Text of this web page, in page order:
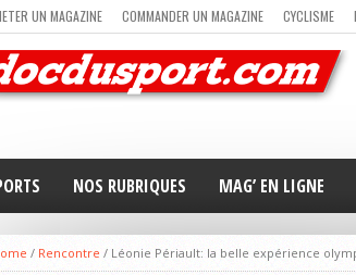
UN MAGAZINE COMMANDER UN MAGAZINE CYCLISME
RUNNING
TRIATHLON VOILE NEWSLETTER MAG’ EN
NOS RUBRIQUES MAG’ EN LIGNE
/ Rencontre / Léonie Périault: la belle expérience